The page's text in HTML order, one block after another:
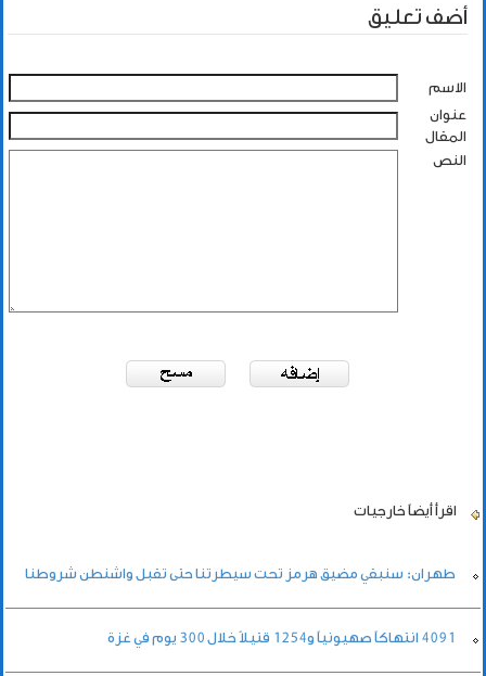
أضف تعليق
الاسم
عنوان
المقال
النص
اقرأ أيضاً خارجيات
طهران: سنبقي مضيق هرمز تحت سيطرتنا حتى تقبل واشنطن شروطنا
4091 انتهاكاً صهيونياً و1254 قتيلاً خلال 300 يوم في غزة